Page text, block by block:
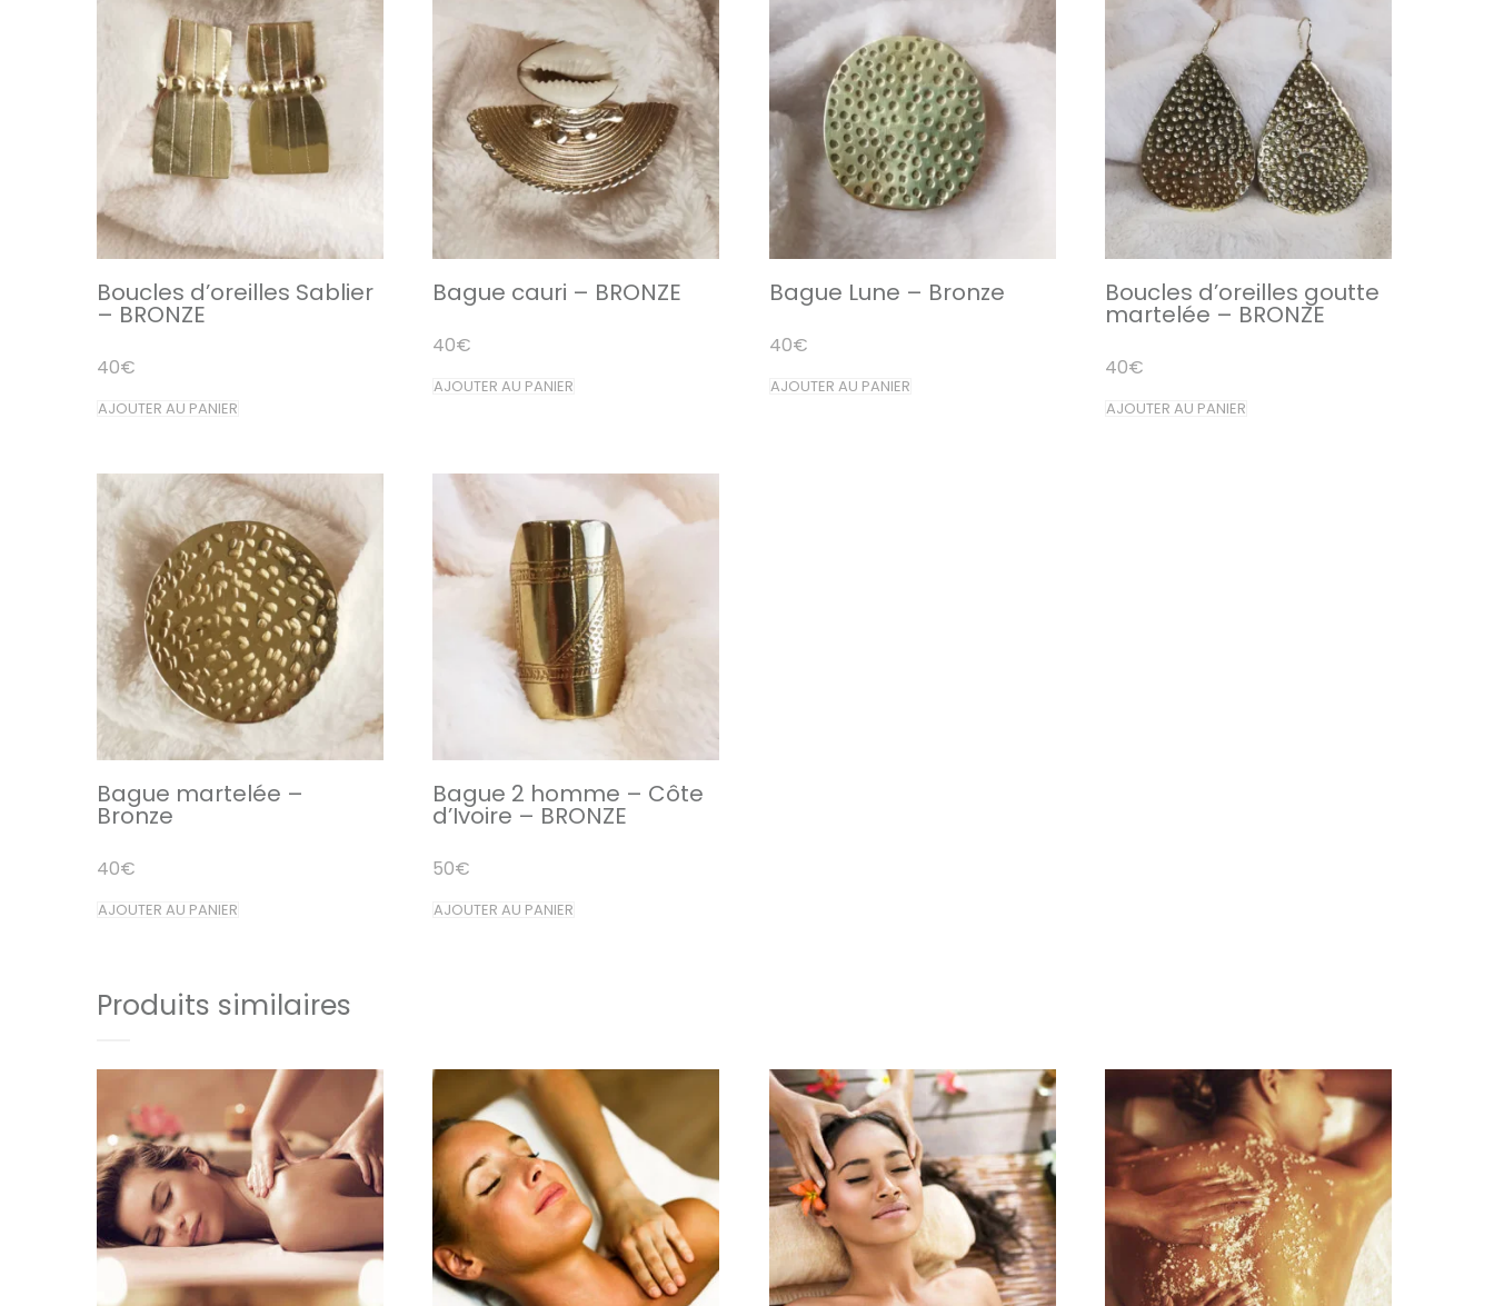
Boucles d’oreilles Sablier
– BRONZE
40€
AJOUTER AU PANIER
Bague cauri – BRONZE
40€
AJOUTER AU PANIER
Bague Lune – Bronze
40€
AJOUTER AU PANIER
Boucles d’oreilles goutte
martelée – BRONZE
40€
AJOUTER AU PANIER
Bague martelée –
Bronze
40€
AJOUTER AU PANIER
Bague 2 homme – Côte
d’Ivoire – BRONZE
50€
AJOUTER AU PANIER
Produits similaires